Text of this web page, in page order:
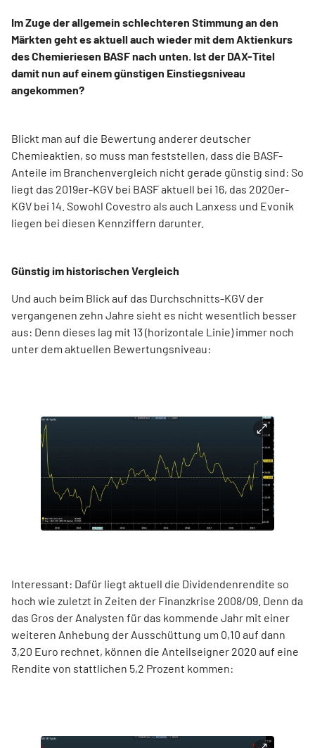
Im Zuge der allgemein schlechteren Stimmung an den
Märkten geht es aktuell auch wieder mit dem Aktienkurs
des Chemieriesen BASF nach unten. Ist der DAX-Titel
damit nun auf einem günstigen Einstiegsniveau
angekommen?
Blickt man auf die Bewertung anderer deutscher
Chemieaktien, so muss man feststellen, dass die BASF-
Anteile im Branchenvergleich nicht gerade günstig sind: So
liegt das 2019er-KGV bei BASF aktuell bei 16, das 2020er-
KGV bei 14. Sowohl Covestro als auch Lanxess und Evonik
liegen bei diesen Kennziffern darunter.
Günstig im historischen Vergleich
Und auch beim Blick auf das Durchschnitts-KGV der
vergangenen zehn Jahre sieht es nicht wesentlich besser
aus: Denn dieses lag mit 13 (horizontale Linie) immer noch
unter dem aktuellen Bewertungsniveau:
Interessant: Dafür liegt aktuell die Dividendenrendite so
hoch wie zuletzt in Zeiten der Finanzkrise 2008/09. Denn da
das Gros der Analysten für das kommende Jahr mit einer
weiteren Anhebung der Ausschüttung um 0,10 auf dann
3,20 Euro rechnet, können die Anteilseigner 2020 auf eine
Rendite von stattlichen 5,2 Prozent kommen: